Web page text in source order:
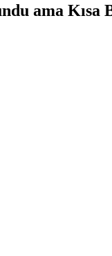
ama Kısa